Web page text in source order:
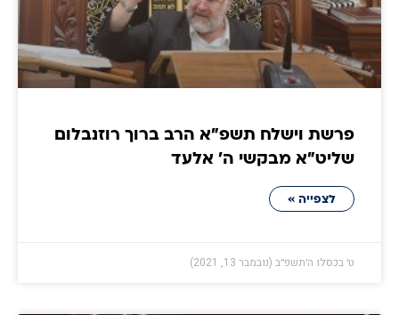
פרשת וישלח תשפ"א הרב ברוך רוזנבלום
שליט"א מבקשי ה' אלעד
לצפייה »
ט׳ בכסלו ה׳תשפ״ב (נובמבר 13, 2021)